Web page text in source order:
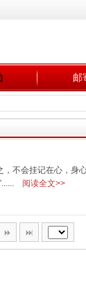
邮
不会挂记在心，身
阅读全文>>